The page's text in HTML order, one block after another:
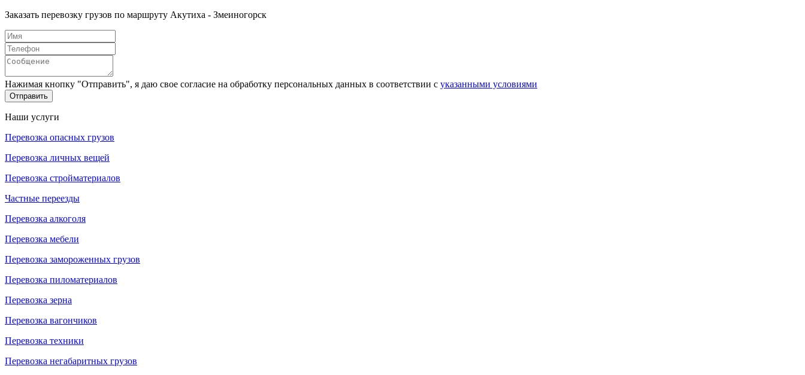
Заказать перевозку грузов по маршруту Акутиха - Змеиногорск
Нажимая кнопку "Отправить", я даю свое согласие на обработку персональных данных в соответствии с указанными условиями
Отправить
Наши услуги
Перевозка опасных грузов
Перевозка личных вещей
Перевозка стройматериалов
Частные переезды
Перевозка алкоголя
Перевозка мебели
Перевозка замороженных грузов
Перевозка пиломатериалов
Перевозка зерна
Перевозка вагончиков
Перевозка техники
Перевозка негабаритных грузов